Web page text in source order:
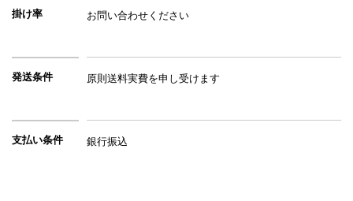
掛け率 お問い合わせください
発送条件 原則送料実費を申し受けます
支払い条件 銀行振込